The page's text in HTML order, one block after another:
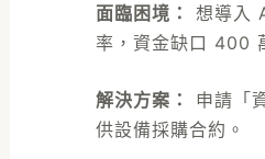
面臨困境：
想導入
率，資金缺口 400
解決方案：
申請「
供設備採購合約。